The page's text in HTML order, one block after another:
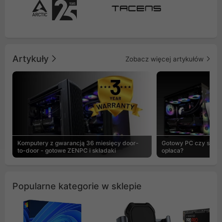
Artykuły Zobacz więcej artykułów
Komputery z gwarancją 36 miesięcy door-
to-door - gotowe ZENPC i składaki
Gotowy PC czy
opłaca?
Popularne kategorie w sklepie